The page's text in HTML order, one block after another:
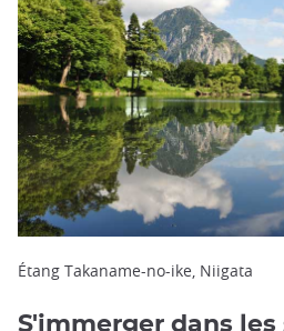
Étang Takaname-no-ike, Niigata
S'immerger dans